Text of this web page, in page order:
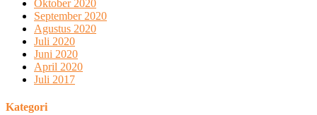
Oktober 2020
September 2020
Agustus 2020
Juli 2020
Juni 2020
April 2020
Juli 2017
Kategori